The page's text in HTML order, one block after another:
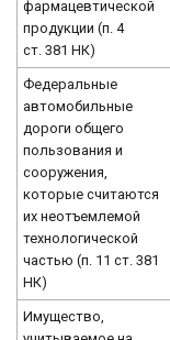
фармацевтической
продукции (п. 4
ст. 381 НК)
Федеральные
автомобильные
дороги общего
пользования и
сооружения,
которые считаются
их неотъемлемой
технологической
частью (п. 11 ст. 381
НК)
Имущество,